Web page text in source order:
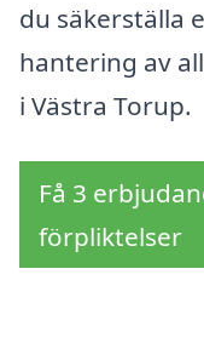
du säkerställa
hantering av
i Västra Torup.
Få 3
förpliktelser